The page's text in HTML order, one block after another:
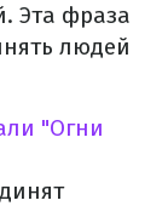
Эта фраза
людей
"Огни